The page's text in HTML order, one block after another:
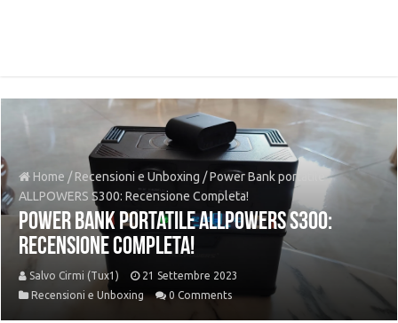
Home / Recensioni e Unboxing /Power Bank portatile
ALLPOWERS S300: Recensione Completa!
Power Bank portatile ALLPOWERS S300:
Recensione Completa!
Salvo Cirmi (Tux1)
21 Settembre 2023
Recensioni e Unboxing
0 Comments